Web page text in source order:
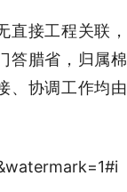
直接工程关联，
答腊省，归属棉
、协调工作均由